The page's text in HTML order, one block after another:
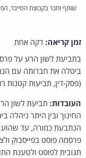
שותף וחבר בקבוצת הסייבר,
זמן קריאה: דקה אחת
בתביעת לשון הרע על
ביטלה את חברותה עם
(פסק-דין, תביעות קטנות
העובדות: תביעת לשון
החינוך ובין היתר ניהלה
הנתבעת כמורה, עד
פרסמה פוסט בפייסבוק
תגובית לפוסט ולטענת